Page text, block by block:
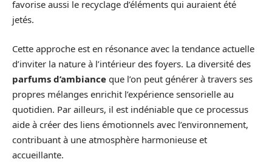
favorise aussi le recyclage d’éléments qui auraient été
jetés.
Cette approche est en résonance avec la tendance actuelle
d’inviter la nature à l’intérieur des foyers. La diversité des
parfums d’ambiance que l’on peut générer à travers ses
propres mélanges enrichit l’expérience sensorielle au
quotidien. Par ailleurs, il est indéniable que ce processus
aide à créer des liens émotionnels avec l’environnement,
contribuant à une atmosphère harmonieuse et
accueillante.